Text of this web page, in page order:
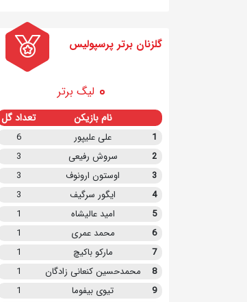
گلزنان برتر پرسپولیس
لیگ برتر
نام بازیکن تعداد گل
1 علی علیپور
6
2
سروش رفیعی
3
3
اوستون ارونوف
3
4
ایگور سرگیف
3
5
امید عالیشاه
1
6
محمد عمری
1
7
مارکو باکیچ
1
8
محمدحسین کنعانی زادگان
1
9
تیوی بیفوما
1